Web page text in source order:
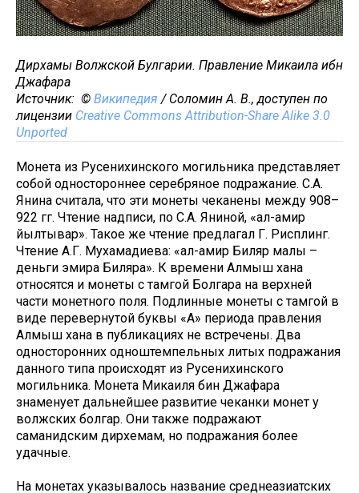
Дирхамы Волжской Булгарии. Правление Микаила ибн
Джафара
Источник: © Википедия / Соломин А. В., доступен по
лицензии Creative Commons Attribution-Share Alike 3.0
Unported
Монета из Русенихинского могильника представляет
собой одностороннее серебряное подражание. С.А.
Янина считала, что эти монеты чеканены между 908–
922 гг. Чтение надписи, по С.А. Яниной, «ал-амир
йылтывар». Такое же чтение предлагал Г. Рисплинг.
Чтение А.Г. Мухамадиева: «ал-амир Биляр малы –
деньги эмира Биляра». К времени Алмыш хана
относятся и монеты с тамгой Болгара на верхней
части монетного поля. Подлинные монеты с тамгой в
виде перевернутой буквы «А» периода правления
Алмыш хана в публикациях не встречены. Два
односторонних одноштемпельных литых подражания
данного типа происходят из Русенихинского
могильника. Монета Микаиля бин Джафара
знаменует дальнейшее развитие чеканки монет у
волжских болгар. Они также подражают
саманидским дирхемам, но подражания более
удачные.
На монетах указывалось название среднеазиатских